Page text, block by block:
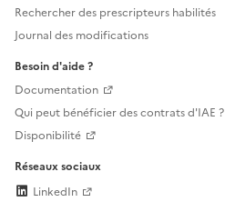
Rechercher des prescripteurs habilités
Journal des modifications
Besoin d'aide ?
Documentation
Qui peut bénéficier des contrats d'IAE ?
Disponibilité
Réseaux sociaux
LinkedIn